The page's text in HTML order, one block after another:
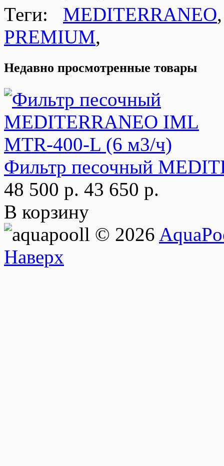
Теги: MEDITERRANEO
PREMIUM,
Недавно просмотренные товары
Фильтр песочный
48 500 р. 43 650 р.
В корзину
© 2026
Наверх